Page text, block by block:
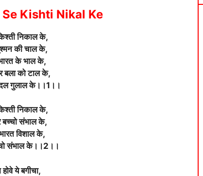
Kishti Nikal Ke
निकाल के,
की चाल के,
के भाल के,
बला को टाल के,
गुलाल के।।1।।
निकाल के,
संभाल के,
विशाल के,
संभाल के।।2।।
ये बगीचा,